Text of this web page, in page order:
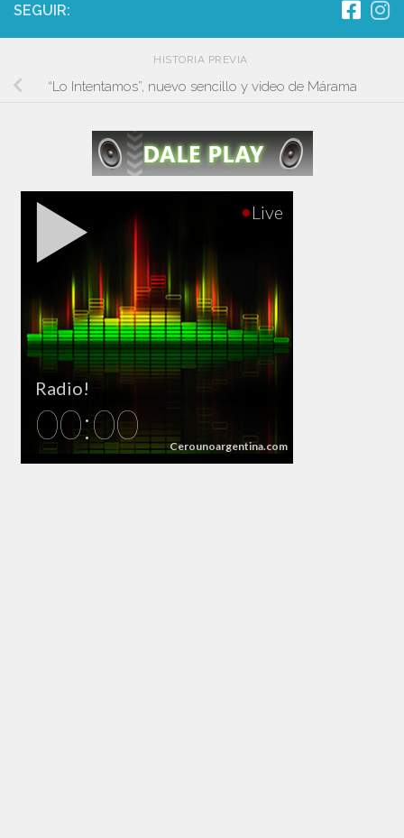
SEGUIR:
HISTORIA PREVIA
“Lo Intentamos”, nuevo sencillo y video de Márama